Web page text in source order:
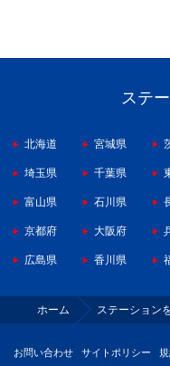
ステ
北海道 宮城県
埼玉県 千葉県
富山県 石川県
京都府 大阪府
広島県 香川県
ホーム ステーション
お問い合わせ サイトポリシー